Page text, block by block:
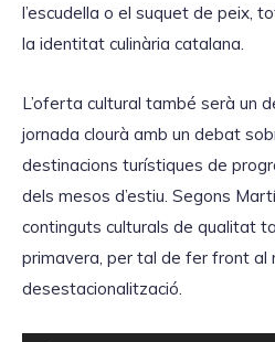
l’escudella o el suquet de peix,
la identitat culinària catalana.
L’oferta cultural també serà un
jornada clourà amb un debat
destinacions turístiques de
dels mesos d’estiu. Segons
continguts culturals de qualitat
primavera, per tal de fer front al
desestacionalització.